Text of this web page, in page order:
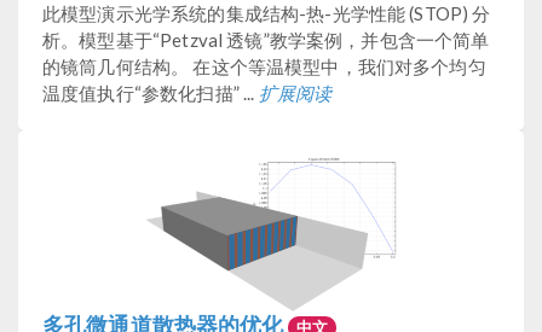
此模型演示光学系统的集成结构-热-光学性能 (STOP) 分
析。模型基于“Petzval 透镜”教学案例，并包含一个简单
的镜筒几何结构。 在这个等温模型中，我们对多个均匀
温度值执行“参数化扫描” ... 扩展阅读
多孔微通道散热器的优化 中文